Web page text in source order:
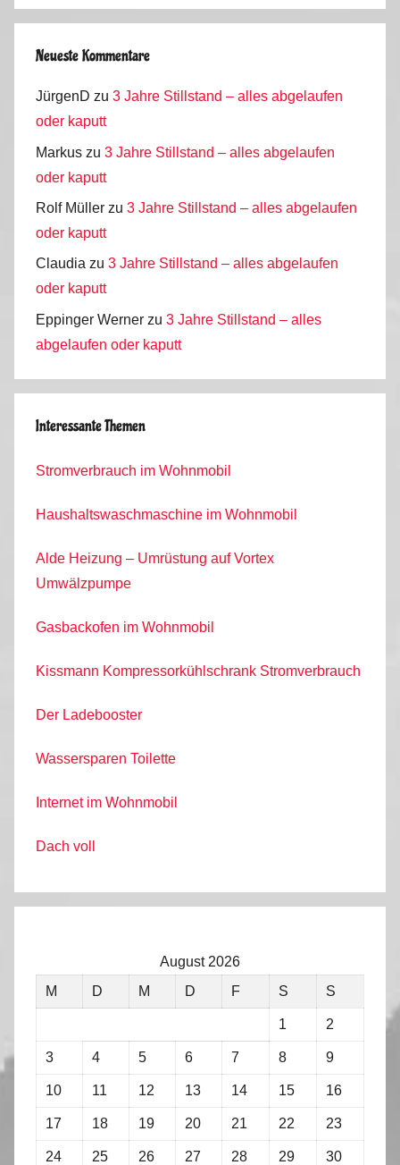
Neueste Kommentare
JürgenD zu 3 Jahre Stillstand – alles abgelaufen
oder kaputt
Markus zu 3 Jahre Stillstand – alles abgelaufen
oder kaputt
Rolf Müller zu 3 Jahre Stillstand – alles abgelaufen
oder kaputt
Claudia zu 3 Jahre Stillstand – alles abgelaufen
oder kaputt
Eppinger Werner zu 3 Jahre Stillstand – alles
abgelaufen oder kaputt
Interessante Themen
Stromverbrauch im Wohnmobil
Haushaltswaschmaschine im Wohnmobil
Alde Heizung – Umrüstung auf Vortex
Umwälzpumpe
Gasbackofen im Wohnmobil
Kissmann Kompressorkühlschrank Stromverbrauch
Der Ladebooster
Wassersparen Toilette
Internet im Wohnmobil
Dach voll
August 2026
M
D M D F S S
1 2
3 4 5 6 7 8 9
10 11 12 13 14 15 16
17 18 19 20 21 22 23
24 25 26 27 28 29 30